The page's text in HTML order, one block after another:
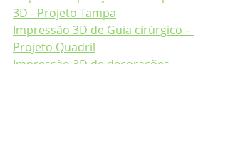
3D - Projeto Tampa
Impressão 3D de Guia cirúrgico –
Projeto Quadril
Impressão 3D de decorações –